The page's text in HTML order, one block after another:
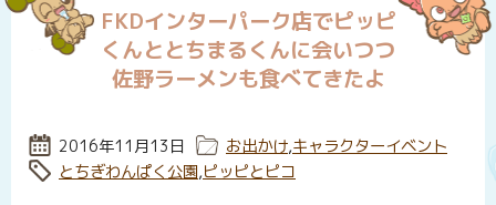
FKDインターパーク店でピッピ
くんととちまるくんに会いつつ
佐野ラーメンも食べてきたよ
投稿日:
2016年11月13日 カテゴリー:
お出かけ,キャラクターイベント
タグ:
とちぎわんぱく公園,ピッピとピコ